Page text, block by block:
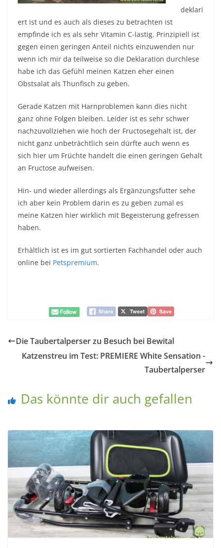
deklari
ert ist und es auch als dieses zu betrachten ist
empfinde ich es als sehr Vitamin C-lastig. Prinzipiell ist
gegen einen geringen Anteil nichts einzuwenden nur
wenn ich mir da teilweise so die Deklaration durchlese
habe ich das Gefühl meinen Katzen eher einen
Obstsalat als Thunfisch zu geben.
Gerade Katzen mit Harnproblemen kann dies nicht
ganz ohne Folgen bleiben. Leider ist es sehr schwer
nachzuvollziehen wie hoch der Fructosegehalt ist, der
nicht ganz unbeträchtlich sein dürfte auch wenn es
sich hier um Früchte handelt die einen geringen Gehalt
an Fructose aufweisen.
Hin- und wieder allerdings als Ergänzungsfutter sehe
ich aber kein Problem darin es zu geben zumal es
meine Katzen hier wirklich mit Begeisterung gefressen
haben.
Erhältlich ist es im gut sortierten Fachhandel oder auch
online bei Petspremium.
Die Taubertalperser zu Besuch bei Bewital
Katzenstreu im Test: PREMIERE White Sensation -
Taubertalperser
Das könnte dir auch gefallen